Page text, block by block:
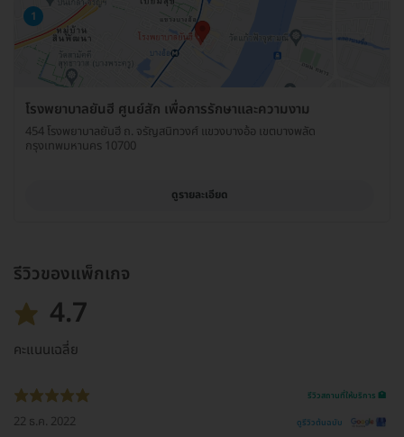
1
โรงพยาบาลยันฮี ศูนย์สัก เพื่อการรักษาและความงาม
454 โรงพยาบาลยันฮี ถ. จรัญสนิทวงศ์ แขวงบางอ้อ เขตบางพลัด
กรุงเทพมหานคร 10700
ดูรายละเอียด
รีวิวของแพ็กเกจ
4.7
คะแนนเฉลี่ย
รีวิวสถานที่ให้บริการ 🏥
22 ธ.ค. 2022 ดูรีวิวต้นฉบับ